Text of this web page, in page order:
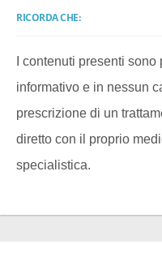
RICORDA CHE:
I contenuti presenti
informativo e in nessun
prescrizione di un
diretto con il proprio
specialistica.